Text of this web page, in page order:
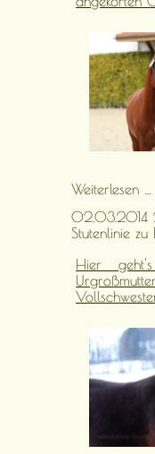
Weiterlesen …
02.03.2014
Stutenlinie zu
Hier